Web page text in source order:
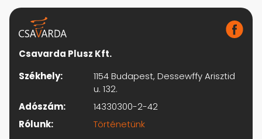
Csavarda Plusz Kft.
Székhely:
1154 Budapest, Dessewffy Arisztid
u. 132.
Adószám:
14330300-2-42
Rólunk:
Történetünk